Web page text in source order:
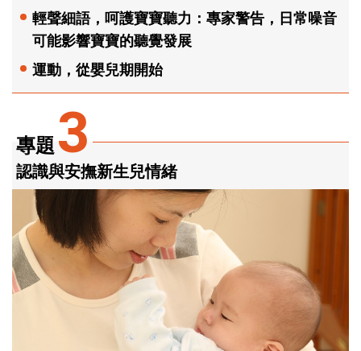
專題3
認識與安撫新生兒情緒
輕聲細語，呵護寶寶聽力：專家警告，日常噪音
可能影響寶寶的聽覺發展
運動，從嬰兒期開始